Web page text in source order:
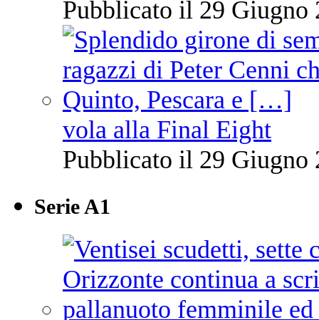
Pubblicato il 29 Giugno
vola alla Final Eight
Pubblicato il 29 Giugno
Serie A1